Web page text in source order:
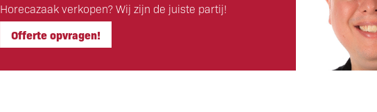
Horecazaak verkopen? Wij zijn de juiste partij!
Offerte opvragen!